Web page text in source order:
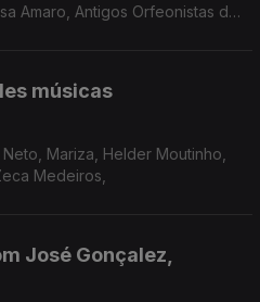
Amaro, Antigos Orfeonistas da
músicas
Mariza, Helder Moutinho,
Medeiros,
José Gonçalez,